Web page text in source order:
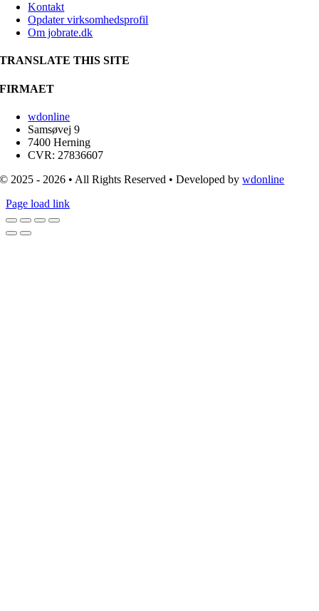
Kontakt
Opdater virksomhedsprofil
Om jobrate.dk
TRANSLATE THIS SITE
FIRMAET
wdonline
Samsøvej 9
7400 Herning
CVR: 27836607
© 2025 - 2026 • All Rights Reserved • Developed bywdonline
Page load link